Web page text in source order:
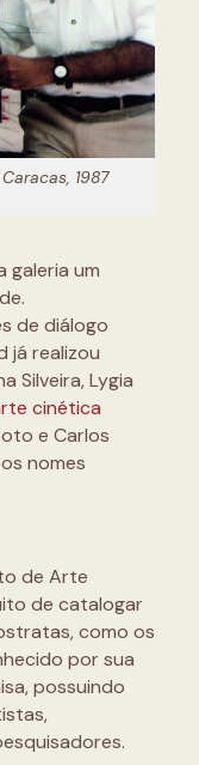
1987
galeria um
de diálogo
já realizou
Silveira, Lygia
cinética
e Carlos
nomes
de Arte
de catalogar
como os
por sua
possuindo